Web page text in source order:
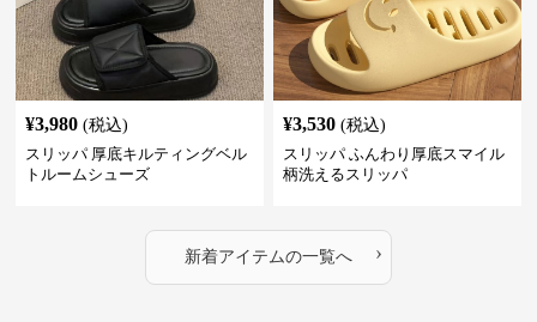
¥3,980 (税込)
スリッパ 厚底キルティングベル
トルームシューズ
¥3,530 (税込)
スリッパ ふんわり厚底スマイル
柄洗えるスリッパ
新着アイテムの一覧へ ›